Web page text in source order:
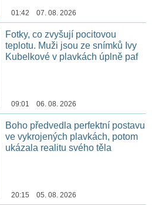
01:42 07. 08. 2026
Fotky, co zvyšují pocitovou
teplotu. Muži jsou ze snímků Ivy
Kubelkové v plavkách úplně paf
09:01 06. 08. 2026
Boho předvedla perfektní postavu
ve vykrojených plavkách, potom
ukázala realitu svého těla
20:15 05. 08. 2026